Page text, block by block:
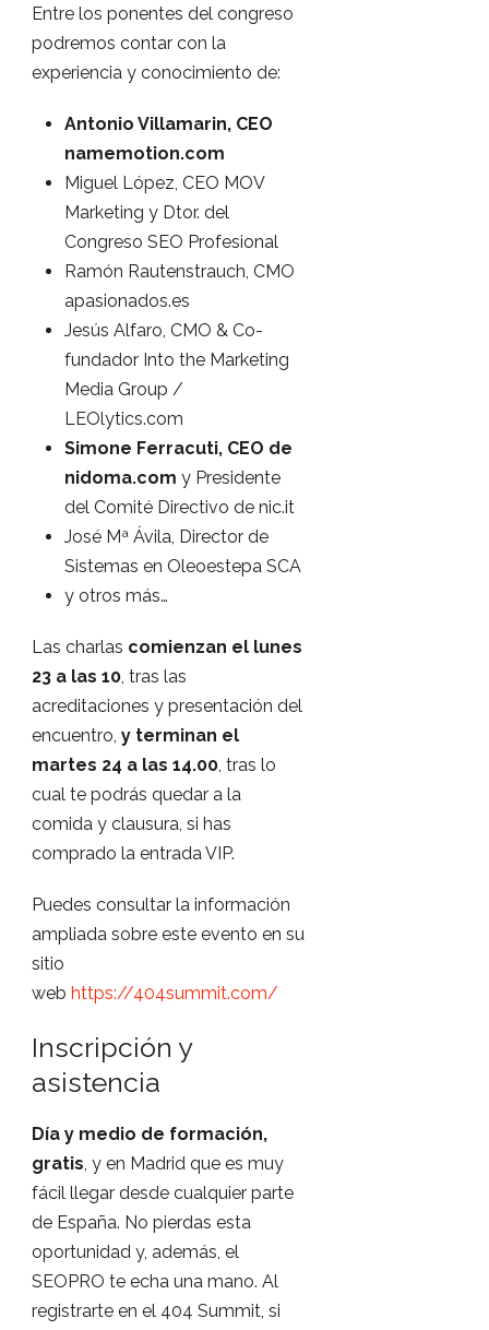
Entre los ponentes del congreso
podremos contar con la
experiencia y conocimiento de:
Antonio Villamarin, CEO
namemotion.com
Miguel López, CEO MOV
Marketing y Dtor. del
Congreso SEO Profesional
Ramón Rautenstrauch, CMO
apasionados.es
Jesús Alfaro, CMO & Co-
fundador Into the Marketing
Media Group /
LEOlytics.com
Simone Ferracuti, CEO de
nidoma.com y Presidente
del Comité Directivo de nic.it
José Mª Ávila, Director de
Sistemas en Oleoestepa SCA
y otros más…
Las charlas comienzan el lunes
23 a las 10, tras las
acreditaciones y presentación del
encuentro, y terminan el
martes 24 a las 14.00, tras lo
cual te podrás quedar a la
comida y clausura, si has
comprado la entrada VIP.
Puedes consultar la información
ampliada sobre este evento en su
sitio
web https://404summit.com/
Inscripción y
asistencia
Día y medio de formación,
gratis, y en Madrid que es muy
fácil llegar desde cualquier parte
de España. No pierdas esta
oportunidad y, además, el
SEOPRO te echa una mano. Al
registrarte en el 404 Summit, si